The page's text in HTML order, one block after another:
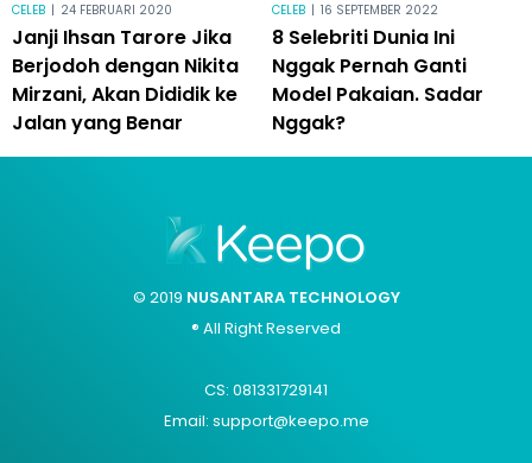
CELEB | 24 FEBRUARI 2020
Janji Ihsan Tarore Jika
Berjodoh dengan Nikita
Mirzani, Akan Dididik ke
Jalan yang Benar
CELEB | 16 SEPTEMBER 2022
8 Selebriti Dunia Ini
Nggak Pernah Ganti
Model Pakaian. Sadar
Nggak?
© 2019 NUSANTARA TECHNOLOGY
® All Right Reserved
CS: 081331729141
Email: support@keepo.me